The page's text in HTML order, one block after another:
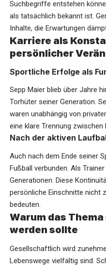
Suchbegriffe entstehen
als tatsächlich bekannt ist.
Inhalte, die Erwartungen
Karriere als
persönlicher
Sportliche Erfolge als
Sepp Maier blieb über Jahre
Torhüter seiner Generation.
waren unabhängig von
eine klare Trennung
Nach der aktiven
Auch nach dem Ende seiner
Fußball verbunden. Als
Generationen. Diese
persönliche Einschnitte nicht
bedeuten.
Warum das
werden sollte
Gesellschaftlich wird
Lebenswege vielfältig sind.